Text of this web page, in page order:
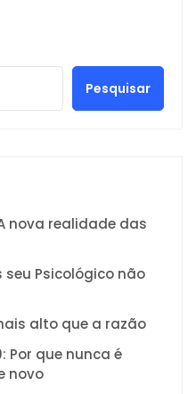
Pesquisar
nova realidade das
seu Psicológico não
alto que a razão
Por que nunca é
novo